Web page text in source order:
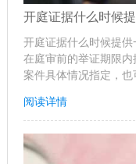
开庭证据什么时候
开庭证据什么时候提供
在庭审前的举证期限
案件具体情况指定，也
阅读详情